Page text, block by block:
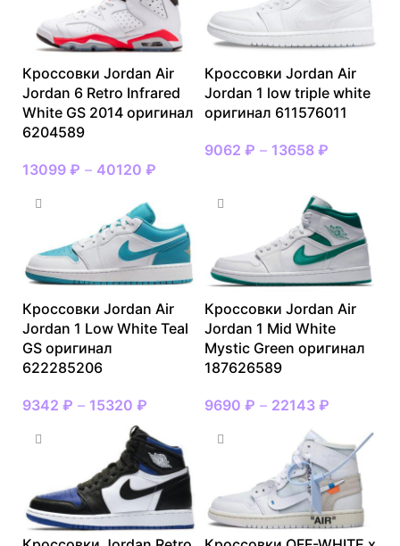
Кроссовки Jordan Air
Jordan 6 Retro Infrared
White GS 2014 оригинал
6204589
13099 ₽ – 40120 ₽
Кроссовки Jordan Air
Jordan 1 low triple white
оригинал 611576011
9062 ₽ – 13658 ₽
Кроссовки Jordan Air
Jordan 1 Low White Teal
GS оригинал
622285206
9342 ₽ – 15320 ₽
Кроссовки Jordan Air
Jordan 1 Mid White
Mystic Green оригинал
187626589
9690 ₽ – 22143 ₽